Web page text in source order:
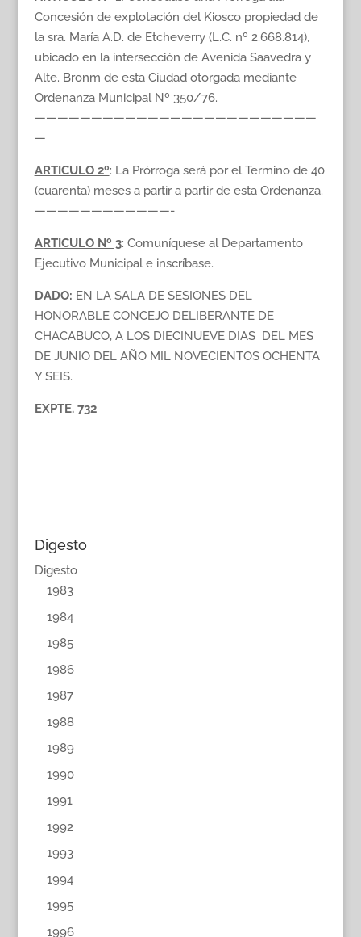
Concesión de explotación del Kiosco propiedad de
la sra. María A.D. de Etcheverry (L.C. nº 2.668.814),
ubicado en la intersección de Avenida Saavedra y
Alte. Bronm de esta Ciudad otorgada mediante
Ordenanza Municipal Nº 350/76.
—————————————————————————
—
ARTICULO 2º: La Prórroga será por el Termino de 40
(cuarenta) meses a partir a partir de esta Ordenanza.
————————————-
ARTICULO Nº 3: Comuníquese al Departamento
Ejecutivo Municipal e inscríbase.
DADO: EN LA SALA DE SESIONES DEL
HONORABLE CONCEJO DELIBERANTE DE
CHACABUCO, A LOS DIECINUEVE DIAS DEL MES
DE JUNIO DEL AÑO MIL NOVECIENTOS OCHENTA
Y SEIS.
EXPTE. 732
Digesto
Digesto
1983
1984
1985
1986
1987
1988
1989
1990
1991
1992
1993
1994
1995
1996